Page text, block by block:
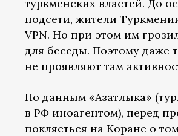
туркменских властей. До
подсети, жители
VPN. Но при этом им
для беседы. Поэтому даже
не проявляют там
По данным «Азатлыка»
в РФ иноагентом), перед
поклясться на Коране о